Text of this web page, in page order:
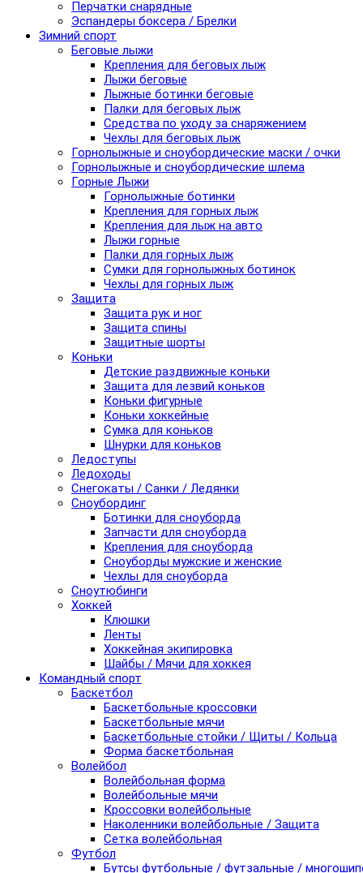
Перчатки снарядные
Эспандеры боксера / Брелки
Зимний спорт
Беговые лыжи
Крепления для беговых лыж
Лыжи беговые
Лыжные ботинки беговые
Палки для беговых лыж
Средства по уходу за снаряжением
Чехлы для беговых лыж
Горнолыжные и сноубордические маски / очки
Горнолыжные и сноубордические шлема
Горные Лыжи
Горнолыжные ботинки
Крепления для горных лыж
Крепления для лыж на авто
Лыжи горные
Палки для горных лыж
Сумки для горнолыжных ботинок
Чехлы для горных лыж
Защита
Защита рук и ног
Защита спины
Защитные шорты
Коньки
Детские раздвижные коньки
Защита для лезвий коньков
Коньки фигурные
Коньки хоккейные
Сумка для коньков
Шнурки для коньков
Ледоступы
Ледоходы
Снегокаты / Санки / Ледянки
Сноубординг
Ботинки для сноуборда
Запчасти для сноуборда
Крепления для сноуборда
Сноуборды мужские и женские
Чехлы для сноуборда
Сноутюбинги
Хоккей
Клюшки
Ленты
Хоккейная экипировка
Шайбы / Мячи для хоккея
Командный спорт
Баскетбол
Баскетбольные кроссовки
Баскетбольные мячи
Баскетбольные стойки / Щиты / Кольца
Форма баскетбольная
Волейбол
Волейбольная форма
Волейбольные мячи
Кроссовки волейбольные
Наколенники волейбольные / Защита
Сетка волейбольная
Футбол
Бутсы футбольные / футзальные /